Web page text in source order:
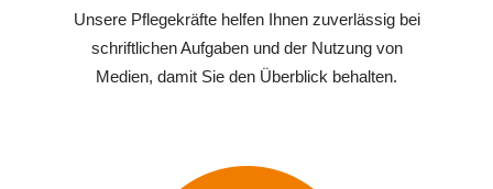
Unsere Pflegekräfte helfen Ihnen zuverlässig bei
schriftlichen Aufgaben und der Nutzung von
Medien, damit Sie den Überblick behalten.